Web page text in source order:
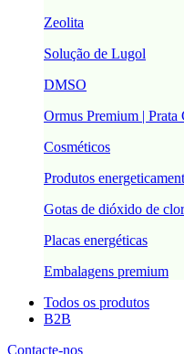
Zeolita
Solução de Lugol
DMSO
Ormus Premium |
Cosméticos
Produtos
Gotas de dióxido de
Placas energéticas
Embalagens premium
Todos os produtos
B2B
Contacte-nos